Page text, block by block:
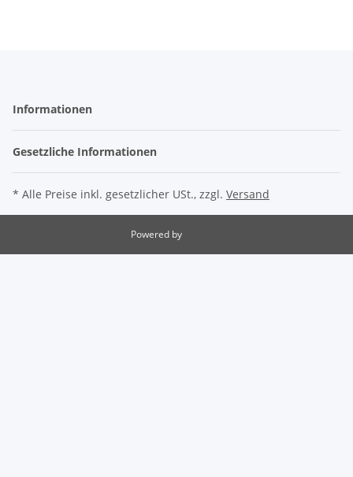
Informationen
Gesetzliche Informationen
* Alle Preise inkl. gesetzlicher USt., zzgl. Versand
Powered by